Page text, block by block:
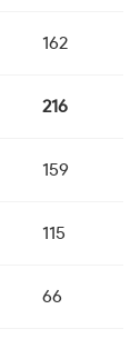
162
216
159
115
66